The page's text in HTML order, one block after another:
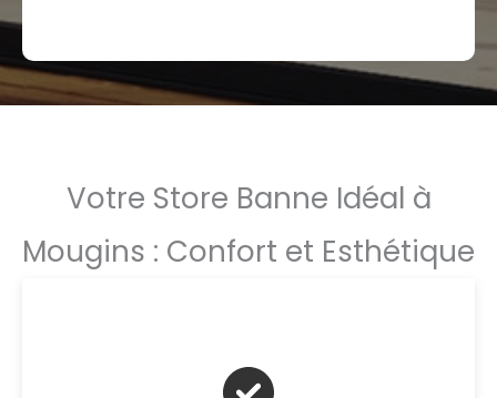
Votre Store Banne Idéal à
Mougins : Confort et Esthétique